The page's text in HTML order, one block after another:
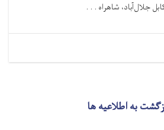
جلال‌آباد، شاهراه . . .
به اطلاعیه ها